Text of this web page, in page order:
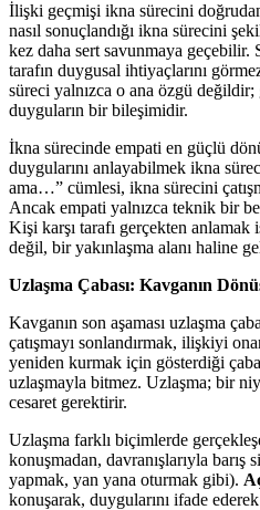
İlişki geçmişi ikna sürecini
nasıl sonuçlandığı ikna sürecini
kez daha sert savunmaya geçebilir.
tarafın duygusal ihtiyaçlarını
süreci yalnızca o ana özgü
duyguların bir bileşimidir.
İkna sürecinde empati en güçlü
duygularını anlayabilmek ikna
ama…” cümlesi, ikna sürecini
Ancak empati yalnızca teknik bir
Kişi karşı tarafı gerçekten
değil, bir yakınlaşma alanı haline
Uzlaşma Çabası: Kavganın
Kavganın son aşaması uzlaşma
çatışmayı sonlandırmak, ilişkiyi
yeniden kurmak için gösterdiği
uzlaşmayla bitmez. Uzlaşma; bir
cesaret gerektirir.
Uzlaşma farklı biçimlerde
konuşmadan, davranışlarıyla
yapmak, yan yana oturmak gibi).
konuşarak, duygularını ifade ederek